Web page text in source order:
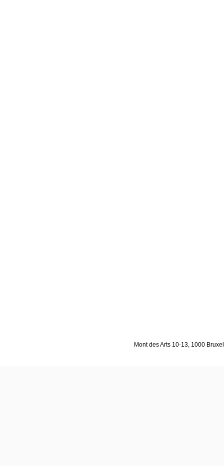
Mont des Arts 10-13, 1000